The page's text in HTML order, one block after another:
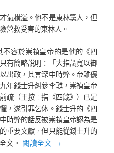
氣橫溢。他不是東林黨人，但
營救受害的東林人。
容於崇禎皇帝的是他的《四
有簡略說明：「大指謂寬以御
出政，其言深中時弊。帝雖優
年錢士升糾參李璡，崇禎皇帝
疏（王按：指《四箴》）已足
，遂引罪乞休。錢士升的《四
時弊的話反被崇禎皇帝認為是
重要文獻，但只能從錢士升的
文。 閱讀全文 →